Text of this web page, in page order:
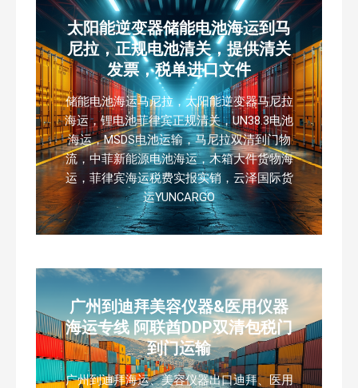
太阳能逆变器储能电池海运到马
尼拉，正规电池清关，提供清关
发票，税单进口文件
储能电池海运马尼拉，太阳能逆变器马尼拉
海运，锂电池菲律宾正规清关，UN38.3电池
海运，MSDS电池运输，马尼拉双清到门物
流，中菲新能源电池海运，木箱大件货物海
运，菲律宾海运税费实报实销，云泽国际货
运YUNCARGO
广州到迪拜美容仪器&医用仪器
海运专线 阿联酋DDP双清包税门
到门运输
广州到迪拜海运、美容仪器出口迪拜、医用